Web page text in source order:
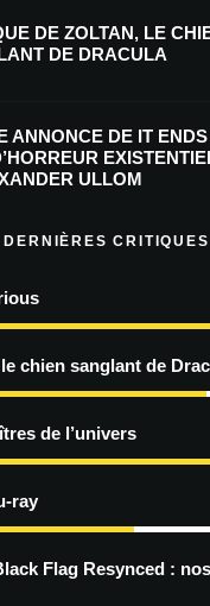
mon e-mail et mon site dans
nouveaux commentaires par
DE ZOLTAN, LE
DE DRACULA
ANNONCE DE IT
ULLOM
DERNIÈRES CRITIQUES
chien sanglant de
de l’univers
ray
Flag Resynced : nos